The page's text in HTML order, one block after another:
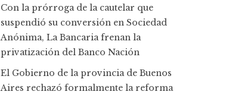
Con la prórroga de la cautelar que
suspendió su conversión en Sociedad
Anónima, La Bancaria frenan la
privatización del Banco Nación
El Gobierno de la provincia de Buenos
Aires rechazó formalmente la reforma